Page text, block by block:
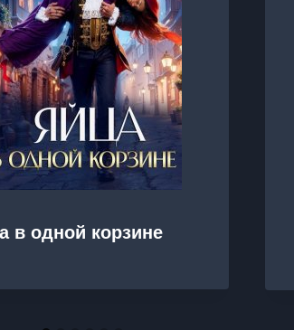
в одной корзине